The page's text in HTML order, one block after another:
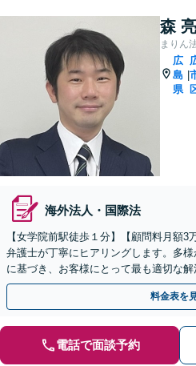
森
まりん
広
島
県
|
海外法人・国際法
【女学院前駅徒歩１分】【顧問料月額3
弁護士が丁寧にヒアリングします。多
に基づき、お客様にとって最も適切な解
の同種トラブル防止のための提案も行い
料金表を
電話で面談予約